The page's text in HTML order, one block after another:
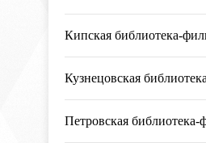
Кипская библиотека-
Кузнецовская
Петровская